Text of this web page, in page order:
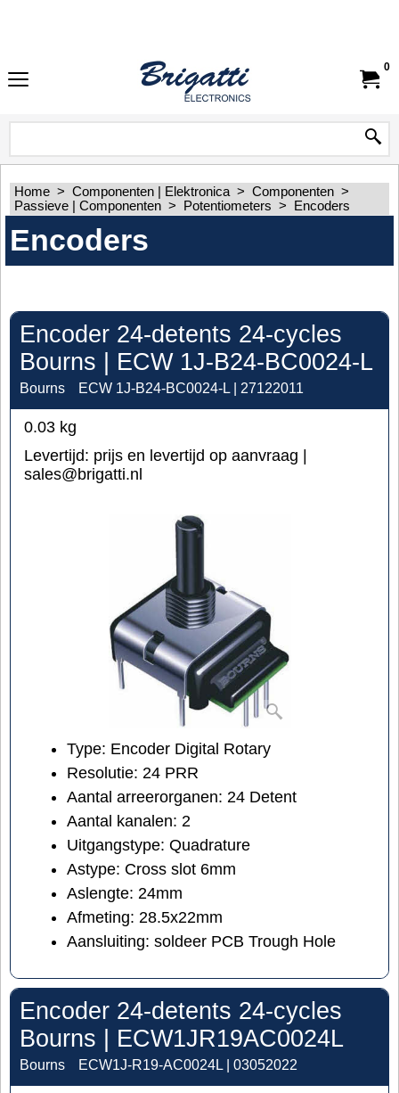
0
Home > Componenten | Elektronica > Componenten >
Passieve | Componenten > Potentiometers > Encoders
Encoders
Encoder 24-detents 24-cycles
Bourns | ECW 1J-B24-BC0024-L
Bourns ECW 1J-B24-BC0024-L | 27122011
0.03 kg
Levertijd: prijs en levertijd op aanvraag |
sales@brigatti.nl
Type: Encoder Digital Rotary
Resolutie: 24 PRR
Aantal arreerorganen: 24 Detent
Aantal kanalen: 2
Uitgangstype: Quadrature
Astype: Cross slot 6mm
Aslengte: 24mm
Afmeting: 28.5x22mm
Aansluiting: soldeer PCB Trough Hole
Encoder 24-detents 24-cycles
Bourns | ECW1JR19AC0024L
Bourns ECW1J-R19-AC0024L | 03052022